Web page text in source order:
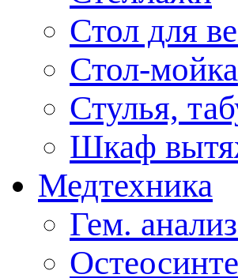
Стол для
Стол-мойка
Стулья,
Шкаф
Медтехника
Гем.